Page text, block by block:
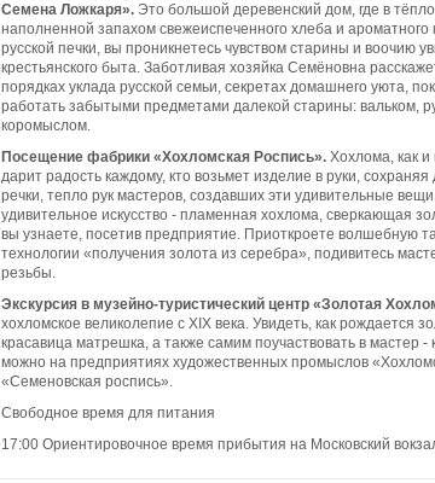
Семена Ложкаря». Это большой деревенский дом, где в
наполненной запахом свежеиспеченного хлеба и ароматного
русской печки, вы проникнетесь чувством старины и воочию
крестьянского быта. Заботливая хозяйка Семёновна
порядках уклада русской семьи, секретах домашнего уюта,
работать забытыми предметами далекой старины: вальком,
коромыслом.
Посещение фабрики «Хохломская Роспись». Хохлома, как
дарит радость каждому, кто возьмет изделие в руки,
речки, тепло рук мастеров, создавших эти удивительные
удивительное искусство - пламенная хохлома, сверкающая
вы узнаете, посетив предприятие. Приоткроете волшебную
технологии «получения золота из серебра», подивитесь
резьбы.
Экскурсия в музейно-туристический центр «Золотая
хохломское великолепие с XIX века. Увидеть, как рождается
красавица матрешка, а также самим поучаствовать в мастер -
можно на предприятиях художественных промыслов
«Семеновская роспись».
Свободное время для питания
17:00 Ориентировочное время прибытия на Московский